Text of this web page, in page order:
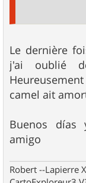
Le dernière
j'ai oublié
camel ait
Buenos días
amigo
Robert --Lapierre